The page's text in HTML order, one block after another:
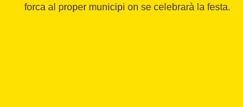
forca al proper municipi on se celebrarà la festa.